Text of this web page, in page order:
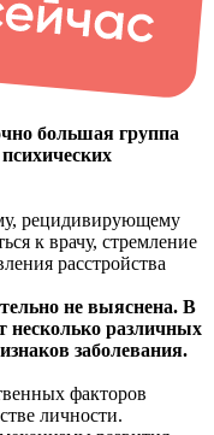
большая группа
рецидивирующему
к врачу, стремление
расстройства
не выяснена. В
несколько различных
заболевания.
факторов
личности.